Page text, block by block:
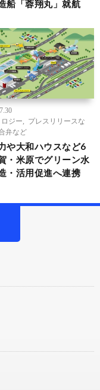
船「蓉翔丸」就航
ジー
プレスリリースな
弁など
や大和ハウスなど6
・米原でグリーン水
・活用促進へ連携